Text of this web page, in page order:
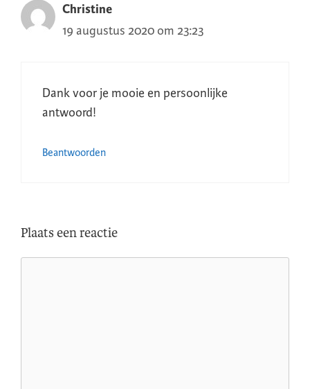
Christine
19 augustus 2020 om 23:23
Dank voor je mooie en persoonlijke
antwoord!
Beantwoorden
Plaats een reactie